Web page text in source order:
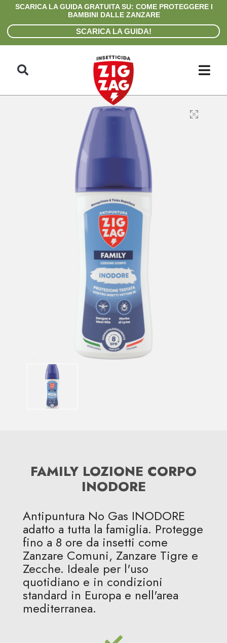
SCARICA LA GUIDA GRATUITA SU: COME PROTEGGERE I
BAMBINI DALLE ZANZARE
SCARICA LA GUIDA!
Search
FAMILY LOZIONE CORPO
INODORE
Antipuntura No Gas INODORE
adatto a tutta la famiglia. Protegge
fino a 8 ore da insetti come
Zanzare Comuni, Zanzare Tigre e
Zecche. Ideale per l'uso
quotidiano e in condizioni
standard in Europa e nell'area
mediterranea.